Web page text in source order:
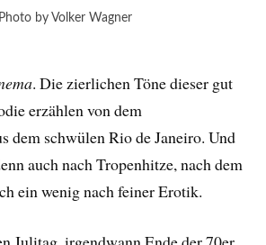
Photo by Volker Wagner
. Die zierlichen Töne dieser gut
erzählen von dem
dem schwülen Rio de Janeiro. Und
auch nach Tropenhitze, nach dem
ein wenig nach feiner Erotik.